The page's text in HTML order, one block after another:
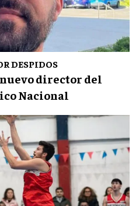
DESPIDOS
director del
Nacional